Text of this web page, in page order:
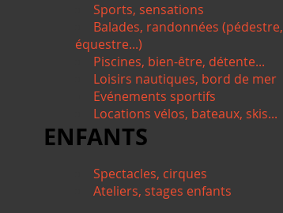
Sports, sensations
Balades, randonnées (pédestre,
équestre...)
Piscines, bien-être, détente...
Loisirs nautiques, bord de mer
Evénements sportifs
Locations vélos, bateaux, skis...
ENFANTS
Spectacles, cirques
Ateliers, stages enfants